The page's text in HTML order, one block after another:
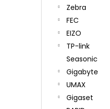
Zebra
FEC
EIZO
TP-link
Seasonic
Gigabyte
UMAX
Gigaset